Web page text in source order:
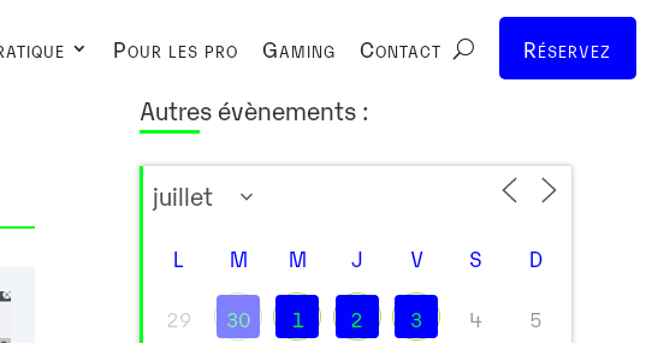
Pour les pro Gaming Contact Réservez
Autres évènements :
L M M J V S D
29 30 1 2 3 4 5